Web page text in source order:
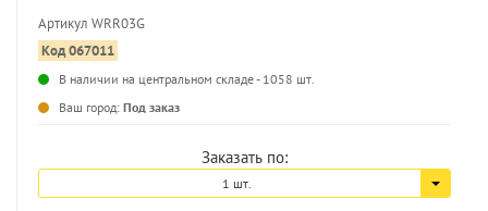
Артикул WRR03G
Код 067011
В наличии на центральном складе - 1058 шт.
Ваш город: Под заказ
Заказать по:
1 шт.